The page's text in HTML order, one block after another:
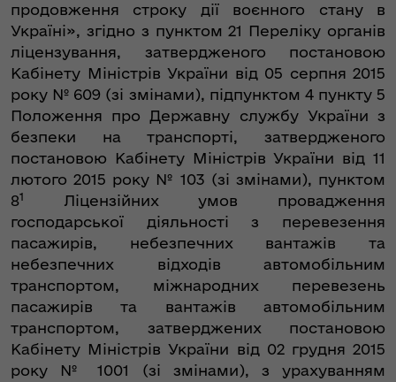
продовження строку дії воєнного стану в
Україні», згідно з пунктом 21 Переліку органів
ліцензування, затвердженого постановою
Кабінету Міністрів України від 05 серпня 2015
року № 609 (зі змінами), підпунктом 4 пункту 5
Положення про Державну службу України з
безпеки на транспорті, затвердженого
постановою Кабінету Міністрів України від 11
лютого 2015 року № 103 (зі змінами), пунктом
81
Ліцензійних умов провадження
господарської діяльності з перевезення
пасажирів, небезпечних вантажів та
небезпечних відходів автомобільним
транспортом, міжнародних перевезень
пасажирів та вантажів автомобільним
транспортом, затверджених постановою
Кабінету Міністрів України від 02 грудня 2015
року № 1001 (зі змінами), з урахуванням